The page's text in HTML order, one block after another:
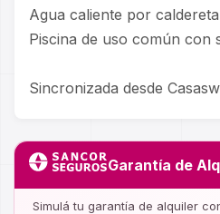
Agua caliente por
Piscina de uso común con
Sincronizada desde
Garantía de
Simulá tu garantía de alquiler